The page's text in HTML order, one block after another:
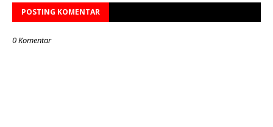
POSTING KOMENTAR
0 Komentar